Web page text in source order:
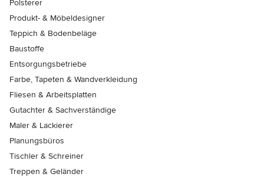
Polsterer
Produkt- & Möbeldesigner
Teppich & Bodenbeläge
Baustoffe
Entsorgungsbetriebe
Farbe, Tapeten & Wandverkleidung
Fliesen & Arbeitsplatten
Gutachter & Sachverständige
Maler & Lackierer
Planungsbüros
Tischler & Schreiner
Treppen & Geländer